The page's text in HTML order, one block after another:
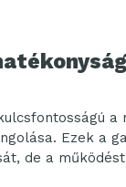
a
Ezek a
de a